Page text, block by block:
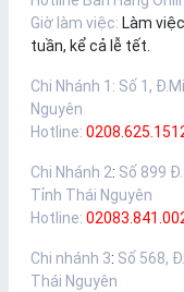
Giờ làm việc: Làm
tuần, kể cả lễ tết.
Chi Nhánh 1 : Số 1,
Nguyên
Hotline:
Chi Nhánh 2: Số 899
Tỉnh Thái Nguyên
Hotline:
Chi nhánh 3: Số 568,
Thái Nguyên